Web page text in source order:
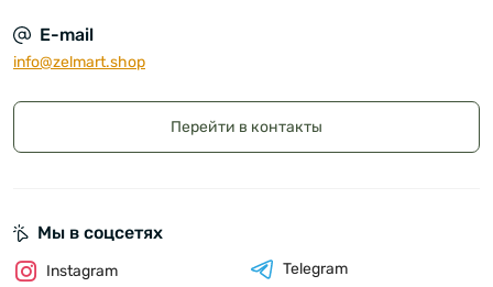
E-mail
info@zelmart.shop
Перейти в контакты
Мы в соцсетях
Instagram
Telegram